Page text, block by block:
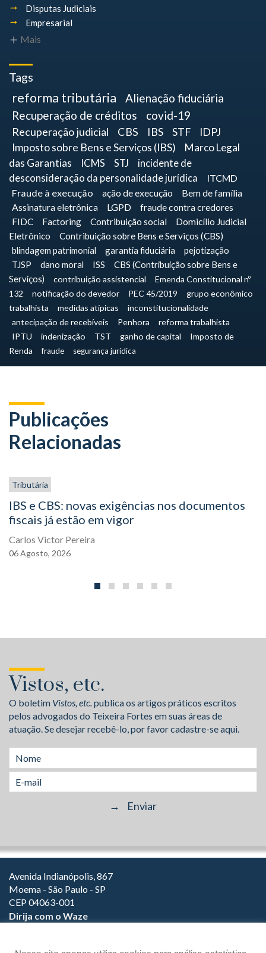
Disputas Judiciais
Empresarial
Mais
Tags
reforma tributária
Alienação fiduciária
Recuperação de créditos
covid-19
Recuperação judicial CBS IBS STF
IDPJ
Imposto sobre Bens e Serviços (IBS)
Marco Legal
das Garantias
ICMS STJ
incidente de
desconsideração da personalidade jurídica
ITCMD
Fraude à execução
ação de execução
Bem de família
Assinatura eletrônica
LGPD fraude contra credores
FIDC Factoring Contribuição social
Domicílio Judicial
Eletrônico
Contribuição sobre Bens e Serviços (CBS)
blindagem patrimonial
garantia fiduciária
pejotização
TJSP
dano moral ISS
CBS (Contribuição sobre Bens e
Serviços)
contribuição assistencial
Emenda Constitucional nº
132
notificação do devedor PEC 45/2019
grupo econômico
trabalhista
medidas atípicas
inconstitucionalidade
antecipação de recebíveis
Penhora
reforma trabalhista
IPTU
indenização TST ganho de capital
Imposto de
Renda
fraude segurança jurídica
Publicações
Relacionadas
Tributária
IBS e CBS: novas exigências nos documentos
fiscais já estão em vigor
Carlos Victor Pereira
06Agosto, 2026
Vistos, etc.
O boletim Vistos, etc.publica os artigos práticos escritos
pelos advogados do Teixeira Fortes em suas áreas de
atuação. Se desejar recebê-lo, por favor cadastre-se aqui.
Avenida Indianópolis, 867
Moema - São Paulo - SP
CEP 04063-001
Dirija com o Waze
(11) 3147-1800